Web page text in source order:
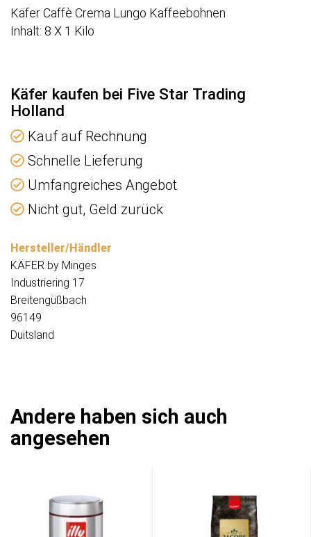
Käfer Caffè Crema Lungo Kaffeebohnen
Inhalt: 8 X 1 Kilo
Käfer kaufen bei Five Star Trading
Holland
Kauf auf Rechnung
Schnelle Lieferung
Umfangreiches Angebot
Nicht gut, Geld zurück
Hersteller/Händler
KÄFER by Minges
Industriering 17
Breitengüßbach
96149
Duitsland
Andere haben sich auch
angesehen